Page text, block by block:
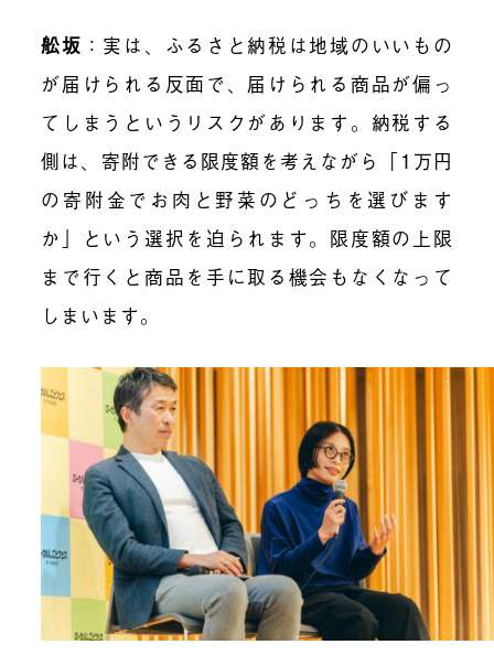
舩坂 ：実は、ふるさと納税は地域のいいもの
が届けられる反面で、届けられる商品が偏っ
てしまうというリスクがあります。納税する
側は、寄附できる限度額を考えながら「1万円
の寄附金でお肉と野菜のどっちを選びます
か」という選択を迫られます。限度額の上限
まで行くと商品を手に取る機会もなくなって
しまいます。